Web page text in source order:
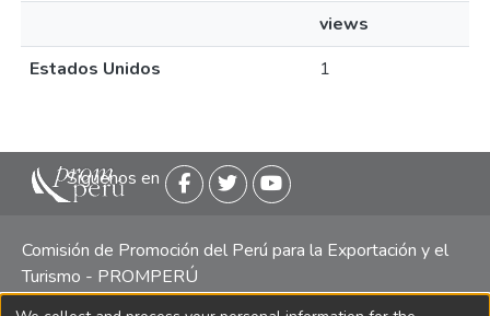
views
Estados Unidos
1
Siguenos en
Comisión de Promoción del Perú para la Exportación y el
Turismo - PROMPERÚ